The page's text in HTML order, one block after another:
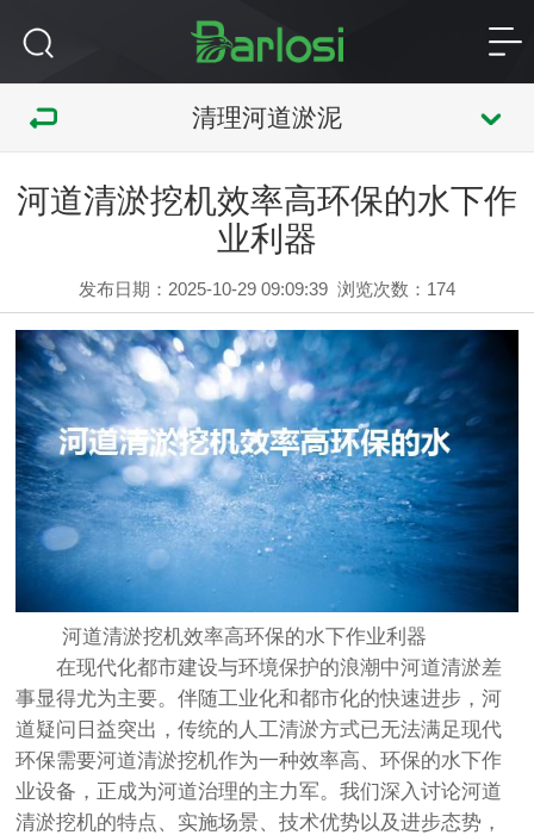
清理河道淤泥
河道清淤挖机效率高环保的水下作
业利器
发布日期：2025-10-29 09:09:39 浏览次数： 174
河道清淤挖机效率高环保的水下作业利器
在现代化都市建设与环境保护的浪潮中河道清淤差
事显得尤为主要。伴随工业化和都市化的快速进步，河
道疑问日益突出，传统的人工清淤方式已无法满足现代
环保需要河道清淤挖机作为一种效率高、环保的水下作
业设备，正成为河道治理的主力军。我们深入讨论河道
清淤挖机的特点、实施场景、技术优势以及进步态势，